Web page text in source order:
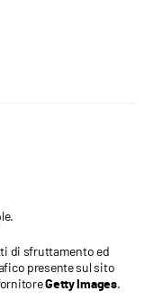
di sfruttamento ed
presente sul sito
Getty Images.